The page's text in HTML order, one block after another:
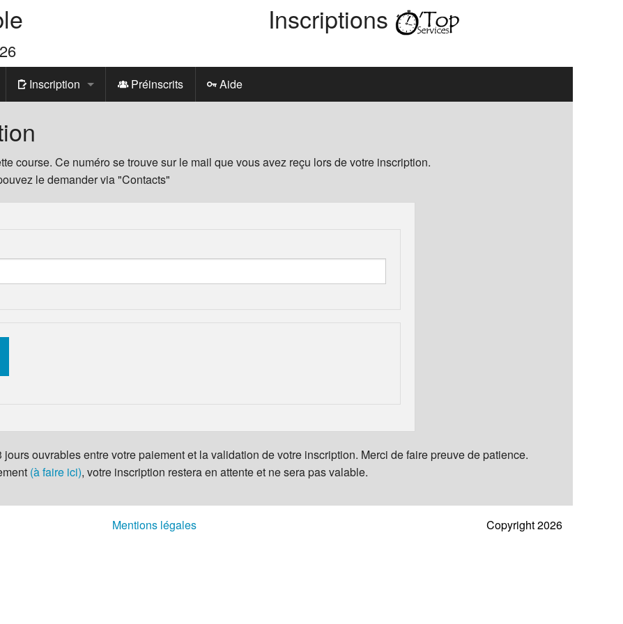
Inscriptions
Inscription Préinscrits Aide
course. Ce numéro se trouve sur le mail que vous avez reçu lors de votre inscription.
le demander via "Contacts"
jours ouvrables entre votre paiement et la validation de votre inscription. Merci de faire preuve de patience.
(à faire ici), votre inscription restera en attente et ne sera pas valable.
Mentions légales Copyright 2026